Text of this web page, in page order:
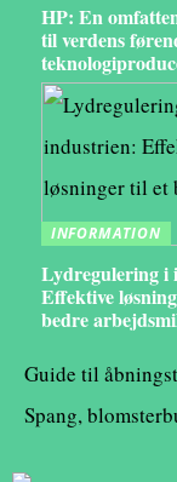
HP: En
til verdens
INFORMATION
Lydregulering i
Effektive
bedre
Guide til
Spang,